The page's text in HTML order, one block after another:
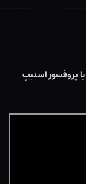
با پروفسور اسنیپ